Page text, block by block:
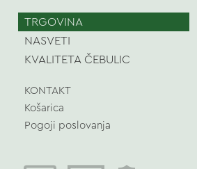
TRGOVINA
NASVETI
KVALITETA ČEBULIC
KONTAKT
Košarica
Pogoji poslovanja